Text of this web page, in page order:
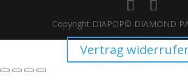
Copyright DIAPOP© DIAMOND
Vertrag